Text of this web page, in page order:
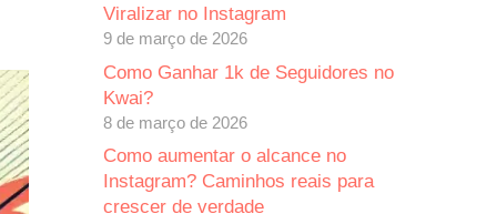
Viralizar no Instagram
9 de março de 2026
Como Ganhar 1k de Seguidores no
Kwai?
8 de março de 2026
Como aumentar o alcance no
Instagram? Caminhos reais para
crescer de verdade